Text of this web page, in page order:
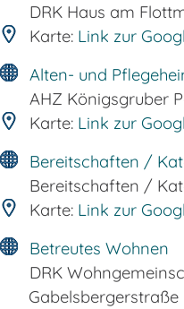
DRK Haus am
Karte: Link zur
Alten- und
AHZ Königsgruber
Karte: Link zur
Bereitschaften /
Bereitschaften /
Karte: Link zur
Betreutes Wohnen
DRK
Gabelsbergerstraße